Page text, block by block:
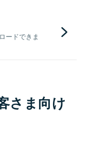
ードできま
さま向け